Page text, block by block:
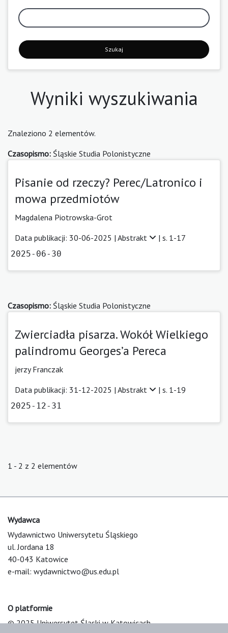
Szukaj
Wyniki wyszukiwania
Znaleziono 2 elementów.
Czasopismo: Śląskie Studia Polonistyczne
Pisanie od rzeczy? Perec/Latronico i
mowa przedmiotów
Magdalena Piotrowska-Grot
Data publikacji: 30-06-2025 | Abstrakt | s. 1-17
2025-06-30
Czasopismo: Śląskie Studia Polonistyczne
Zwierciadła pisarza. Wokół Wielkiego
palindromu Georges’a Pereca
jerzy Franczak
Data publikacji: 31-12-2025 | Abstrakt | s. 1-19
2025-12-31
1 - 2 z 2 elementów
Wydawca
Wydawnictwo Uniwersytetu Śląskiego
ul. Jordana 18
40-043 Katowice
e-mail: wydawnictwo@us.edu.pl
O platformie
© 2025 Uniwersytet Śląski w Katowicach